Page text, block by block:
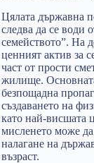
Цялата държавна
следва да се води
семейството”. На
ценният актив за
част от прости
жилище.
безпощадна
създаването на
като най-висшата
мисленето може
налагане на
възраст.